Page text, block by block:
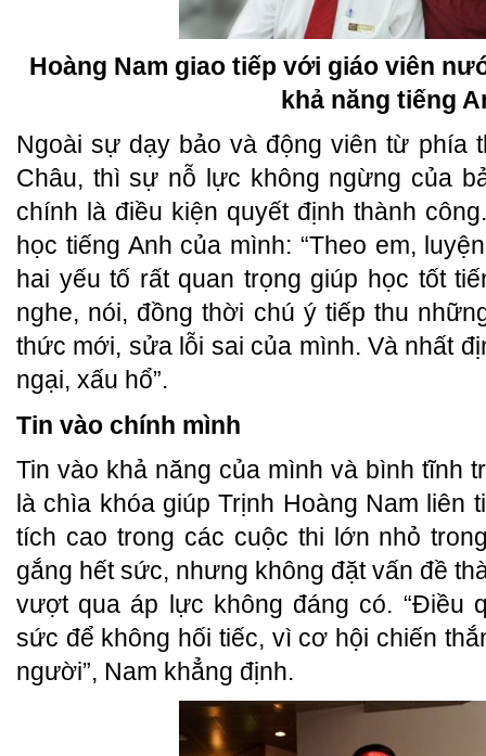
Hoàng Nam giao tiếp với giáo viên
khả năng tiếng
Ngoài sự dạy bảo và động viên từ phía
Châu, thì sự nỗ lực không ngừng của
chính là điều kiện quyết định thành
học tiếng Anh của mình: “Theo em,
hai yếu tố rất quan trọng giúp học tốt
nghe, nói, đồng thời chú ý tiếp thu
thức mới, sửa lỗi sai của mình. Và nhất
ngại, xấu hổ”.
Tin vào chính mình
Tin vào khả năng của mình và bình tĩnh
là chìa khóa giúp Trịnh Hoàng Nam liên
tích cao trong các cuộc thi lớn nhỏ
gắng hết sức, nhưng không đặt vấn đề
vượt qua áp lực không đáng có. “Điều
sức để không hối tiếc, vì cơ hội chiến
người”, Nam khẳng định.